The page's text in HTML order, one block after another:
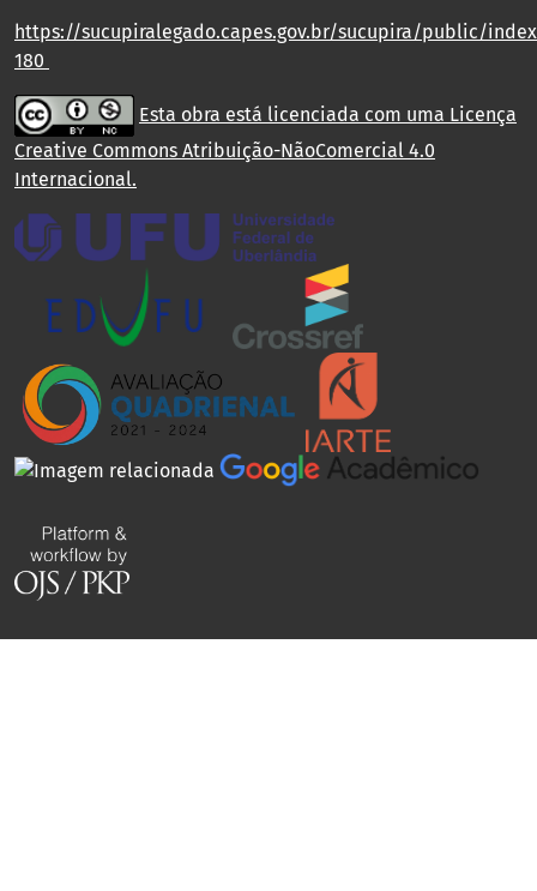
https://sucupiralegado.capes.gov.br/sucupira/public/
180
Esta obra está licenciada com uma Licença
Creative Commons Atribuição-NãoComercial 4.0
Internacional.